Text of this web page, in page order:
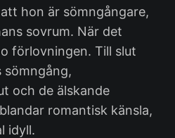
hon är sömngångare,
sovrum. När det
förlovningen. Till slut
sömngång,
och de älskande
romantisk känsla,
idyll.